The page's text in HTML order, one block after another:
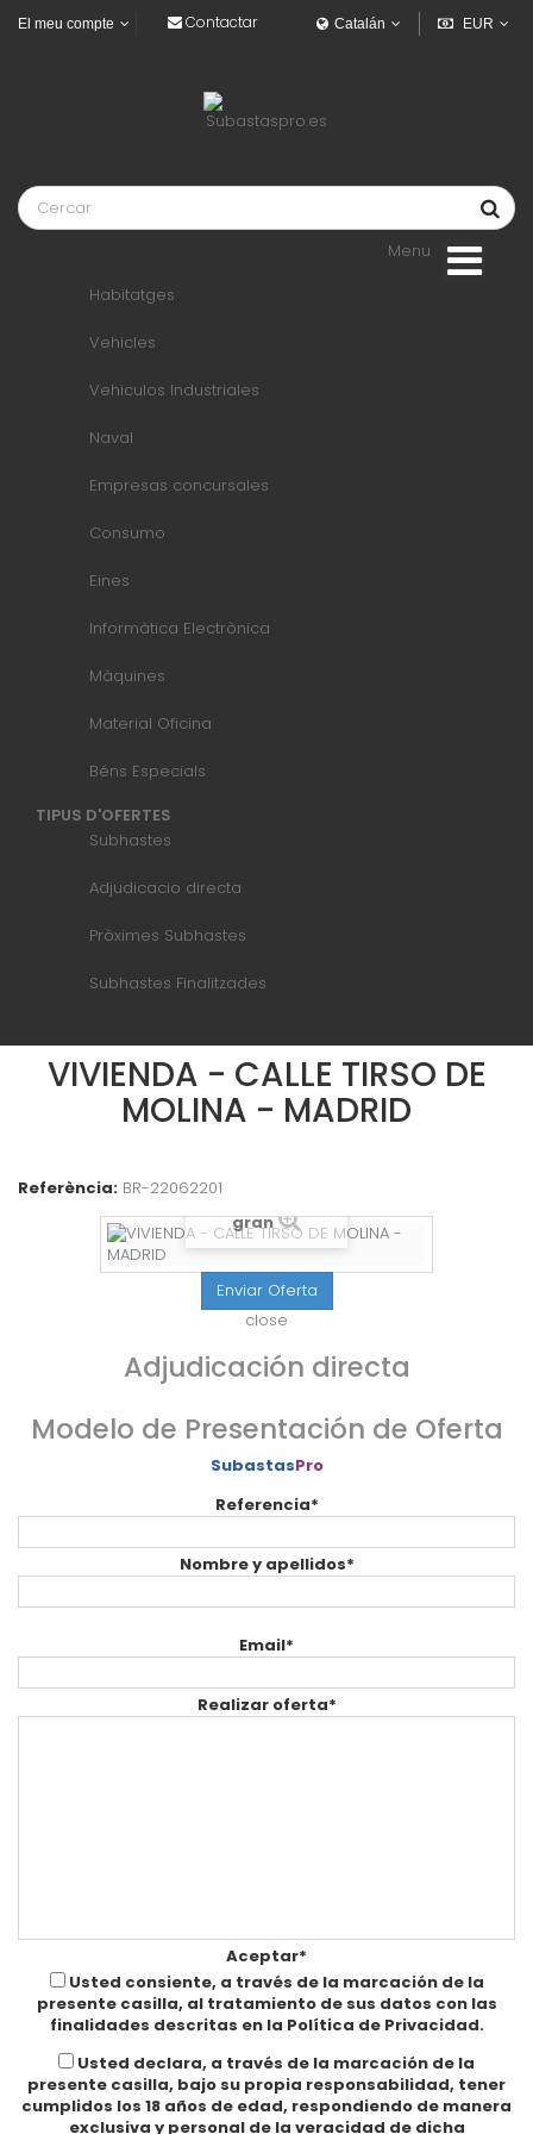
EUR
Catalán
El meu compte Contactar
Menu
Habitatges
Vehicles
Vehiculos Industriales
Naval
Empresas concursales
Consumo
Eines
Informàtica Electrònica
Màquines
Material Oficina
Béns Especials
TIPUS D'OFERTES
Subhastes
Adjudicacio directa
Pròximes Subhastes
Subhastes Finalitzades
VIVIENDA - CALLE TIRSO DE
MOLINA - MADRID
Referència: BR-22062201
gran
Enviar Oferta
close
Adjudicación directa
Modelo de Presentación de Oferta
SubastasPro
Referencia*
Nombre y apellidos*
Email*
Realizar oferta*
Aceptar*
Usted consiente, a través de la marcación de la
presente casilla, al tratamiento de sus datos con las
finalidades descritas en la Política de Privacidad.
Usted declara, a través de la marcación de la
presente casilla, bajo su propia responsabilidad, tener
cumplidos los 18 años de edad, respondiendo de manera
exclusiva y personal de la veracidad de dicha